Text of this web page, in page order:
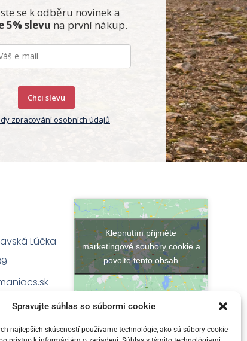
Spravujte súhlas so súbormi cookie
najlepších skúseností používame technológie, ako sú súbory cookie
se k odběru novinek a
5% slevu na první nákup.
Chci slevu
zpracování osobních údajů
Lúčka
Klepnutím přijměte
marketingové soubory cookie a
povolte tento obsah